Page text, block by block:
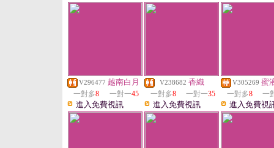
V296477 越南白月
一對多8 一對一45
進入免費視訊
V238682 香織
一對多8 一對一35
進入免費視訊
V305269 蜜
一對多8 一
進入免費視